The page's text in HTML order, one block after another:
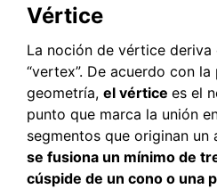
Vértice
La noción de vértice
“vertex”. De acuerdo con
geometría, el vértice es el
punto que marca la unión
segmentos que originan un
se fusiona un mínimo de
cúspide de un cono o una